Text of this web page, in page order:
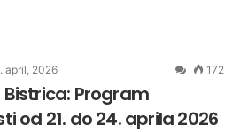
april, 2026 172
Bistrica: Program
od 21. do 24. aprila 2026